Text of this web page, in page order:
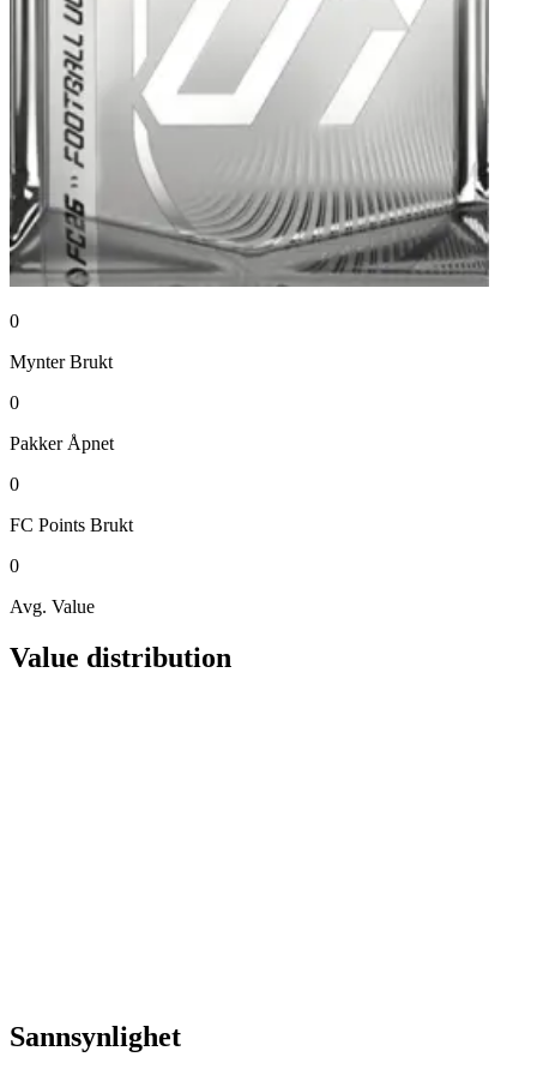
0
Mynter Brukt
0
Pakker Åpnet
0
FC Points Brukt
0
Avg. Value
Value distribution
Sannsynlighet